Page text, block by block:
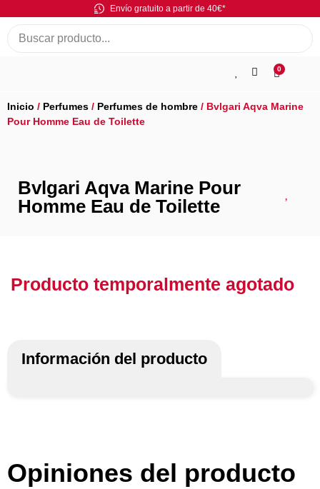
Envío gratuito a partir de 40€*
0
Inicio / Perfumes / Perfumes de hombre / Bvlgari Aqva Marine
Pour Homme Eau de Toilette
Bvlgari Aqva Marine Pour
Homme Eau de Toilette
Producto temporalmente agotado
Información del producto
Opiniones del producto